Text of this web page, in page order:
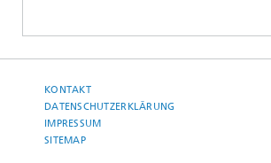
KONTAKT
DATENSCHUTZERKLÄRUNG
IMPRESSUM
SITEMAP